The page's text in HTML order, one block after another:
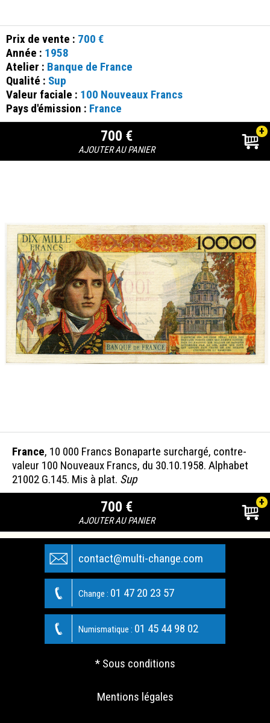
Prix de vente : 700 €
Année : 1958
Atelier : Banque de France
Qualité : Sup
Valeur faciale : 100 Nouveaux Francs
Pays d'émission : France
700 €
AJOUTER AU PANIER
+
France, 10 000 Francs Bonaparte surchargé, contre-
valeur 100 Nouveaux Francs, du 30.10.1958. Alphabet
21002 G.145. Mis à plat. Sup
700 €
AJOUTER AU PANIER
+
contact@multi-change.com
Change : 01 47 20 23 57
Numismatique : 01 45 44 98 02
* Sous conditions
Mentions légales